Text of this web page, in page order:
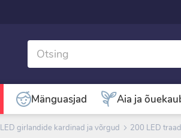
Mänguasjad Aia ja
LED girlandide kardinad ja võrgud 200 LED